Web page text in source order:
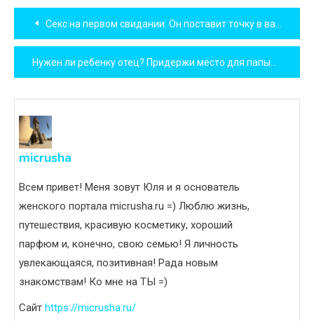
Навигация
по
записям
Секс на первом свидании. Он поставит точку в ваших отношениях?
micrusha
Всем привет! Меня зовут Юля и я основатель
женского портала micrusha.ru =) Люблю жизнь,
путешествия, красивую косметику, хороший
парфюм и, конечно, свою семью! Я личность
увлекающаяся, позитивная! Рада новым
знакомствам! Ко мне на ТЫ =)
Сайт https://micrusha.ru/